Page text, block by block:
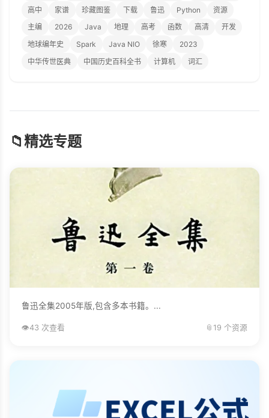
高中
家谱 珍藏图鉴 下载 鲁迅 Python
资源
主编
2026 Java 地理 高考 函数 高清
开发
地球编年史
Spark Java NIO 徐寒
2023
中华传世医典
中国历史百科全书 计算机 词汇
📁精选专题
鲁迅全集2005年版,包含多本书籍。...
👁️43 次查看 📎 19 个资源